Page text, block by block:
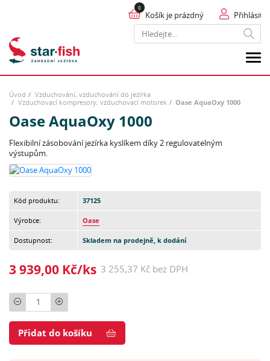
Hledat
Přihlásit
Košík je prázdný
Úvod
Vzduchování, vzduchování do jezírka
Vzduchovací kompresory, vzduchovací motorek
Oase AquaOxy 1000
Oase AquaOxy 1000
Flexibilní zásobování jezírka kyslíkem díky 2 regulovatelným
výstupům.
Kód produktu: 37125
Výrobce: Oase
Dostupnost: Skladem na prodejně, k dodání
3 939,00 Kč/ks 3 255,37 Kč bez DPH
Počet
Přidat do košíku